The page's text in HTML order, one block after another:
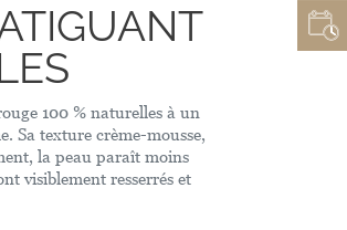
100 % naturelles à un
Sa texture crème-mousse,
la peau paraît moins
visiblement resserrés et